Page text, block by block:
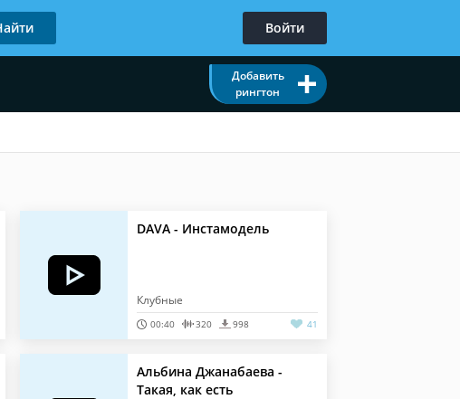
Войти
Добавить
рингтон
DAVA - Инстамодель
Клубные
00:40 320 998 41
Альбина Джанабаева -
Такая, как есть